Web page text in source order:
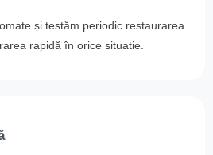
și testăm periodic restaurarea
rapidă în orice situatie.